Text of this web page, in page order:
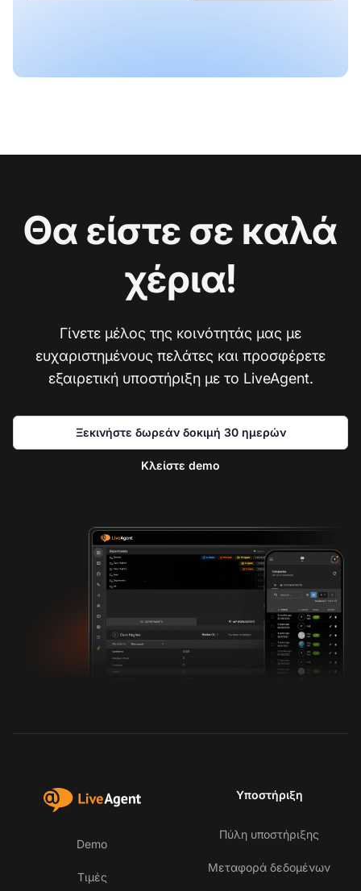
Θα είστε σε καλά
χέρια!
Γίνετε μέλος της κοινότητάς μας με
ευχαριστημένους πελάτες και προσφέρετε
εξαιρετική υποστήριξη με το LiveAgent.
Ξεκινήστε δωρεάν δοκιμή 30 ημερών
Κλείστε demo
Demo
Τιμές
Υποστήριξη
Πύλη υποστήριξης
Μεταφορά δεδομένων